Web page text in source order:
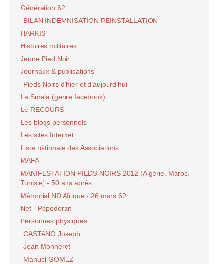
Génération 62
BILAN INDEMNISATION REINSTALLATION
HARKIS
Histoires militaires
Jeune Pied Noir
Journaux & publications
Pieds Noirs d’hier et d’aujourd’hui
La Smala (genre facebook)
Le RECOURS
Les blogs personnels
Les sites Internet
Liste nationale des Associations
MAFA
MANIFESTATION PIEDS NOIRS 2012 (Algérie, Maroc,
Tunisie) - 50 ans après
Mémorial ND Afrique - 26 mars 62
Net - Popodoran
Personnes physiques
CASTANO Joseph
Jean Monneret
Manuel GOMEZ